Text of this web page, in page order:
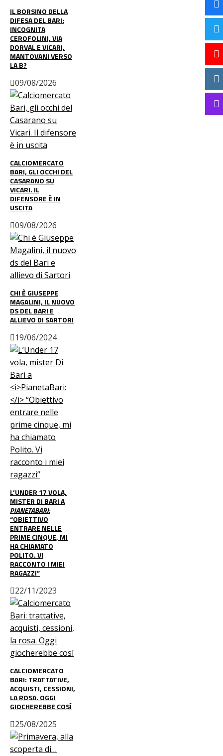
IL BORSINO DELLA
DIFESA DEL BARI:
INCOGNITA
CEROFOLINI, VIA
DORVAL E VICARI,
MANTOVANI VERSO
LA B?
09/08/2026
CALCIOMERCATO
BARI, GLI OCCHI DEL
CASARANO SU
VICARI. IL
DIFENSORE È IN
USCITA
09/08/2026
CHI È GIUSEPPE
MAGALINI, IL NUOVO
DS DEL BARI E
ALLIEVO DI SARTORI
19/06/2024
L’UNDER 17 VOLA,
MISTER DI BARI A
PIANETABARI:
“OBIETTIVO
ENTRARE NELLE
PRIME CINQUE, MI
HA CHIAMATO
POLITO. VI
RACCONTO I MIEI
RAGAZZI”
22/11/2023
CALCIOMERCATO
BARI: TRATTATIVE,
ACQUISTI, CESSIONI,
LA ROSA. OGGI
GIOCHEREBBE COSÌ
25/08/2025